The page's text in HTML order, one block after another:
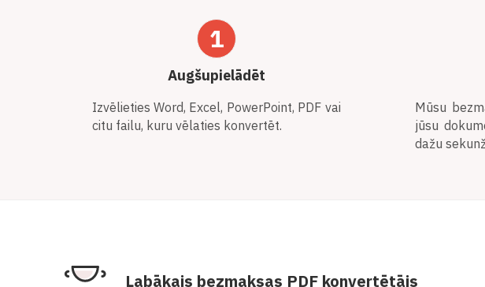
1
Augšupielādēt
Izvēlieties Word, Excel, PowerPoint, PDF vai
citu failu, kuru vēlaties konvertēt.
Mūsu
jūsu
dažu
Labākais bezmaksas PDF konvertētājs